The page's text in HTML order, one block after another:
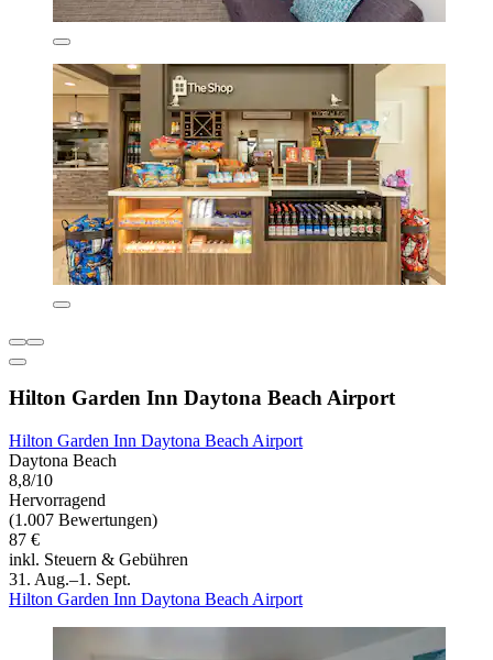
Hilton Garden Inn Daytona Beach Airport
Hilton Garden Inn Daytona Beach Airport
Daytona Beach
8,8/10
Hervorragend
(1.007 Bewertungen)
87 €
inkl. Steuern & Gebühren
31. Aug.–1. Sept.
Hilton Garden Inn Daytona Beach Airport